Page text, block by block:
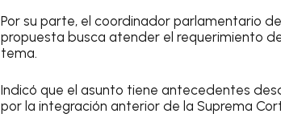
Por su parte, el coordinador parlamentario de
propuesta busca atender el requerimiento
tema.
Indicó que el asunto tiene antecedentes
por la integración anterior de la Suprema